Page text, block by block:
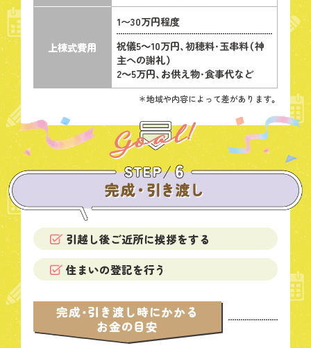
＊地域や内容によって差があります。
上棟式費用
1〜30万円程度
祝儀5～10万円、初穂料・玉串料（神
主への謝礼）
2～5万円、お供え物・食事代など
引越し後ご近所に挨拶をする
住まいの登記を行う
完成・引き渡し時にかかる
お金の目安